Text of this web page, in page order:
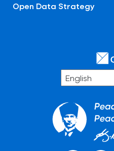
Open Data Strategy